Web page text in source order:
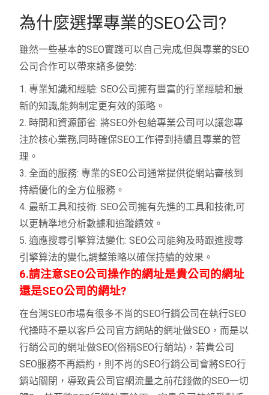
為什麼選擇專業的SEO公司?
雖然一些基本的SEO實踐可以自己完成,但與專業的SEO
公司合作可以帶來諸多優勢:
1. 專業知識和經驗: SEO公司擁有豐富的行業經驗和最
新的知識,能夠制定更有效的策略。
2. 時間和資源節省: 將SEO外包給專業公司可以讓您專
注於核心業務,同時確保SEO工作得到持續且專業的管
理。
3. 全面的服務: 專業的SEO公司通常提供從網站審核到
持續優化的全方位服務。
4. 最新工具和技術: SEO公司擁有先進的工具和技術,可
以更精準地分析數據和追蹤績效。
5. 適應搜尋引擎算法變化: SEO公司能夠及時跟進搜尋
引擎算法的變化,調整策略以確保持續的效果。
6.請注意SEO公司操作的網址是貴公司的網址
還是SEO公司的網址?
在台灣SEO市場有很多不肖的SEO行銷公司在執行SEO
代操時不是以客戶公司官方網站的網址做SEO，而是以
行銷公司的網址做SEO(俗稱SEO行銷站)，若貴公司
SEO服務不再續約，則不肖的SEO行銷公司會將SEO行
銷站關閉，導致貴公司官網流量之前花錢做的SEO一切